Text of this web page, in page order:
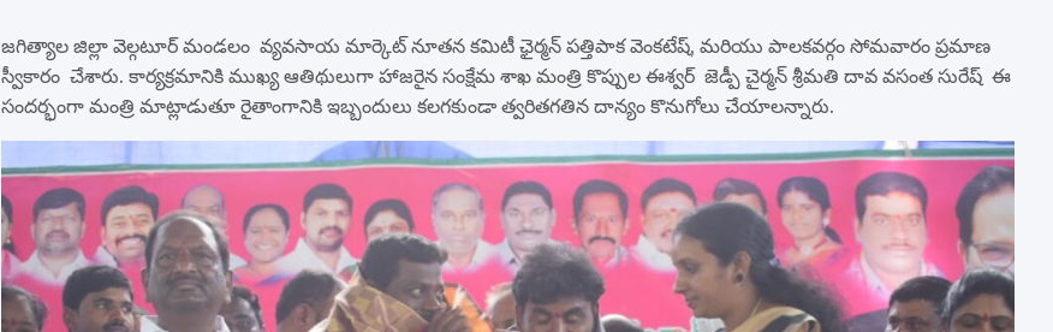
జగిత్యాల జిల్లా వెల్గటూర్ మండలం వ్యవసాయ మార్కెట్ నూతన కమిటీ ఛైర్మన్ పత్తిపాక వెంకటేష్, మరియు పాలకవర్గం సోమవారం ప్రమాణ
స్వీకారం చేశారు. కార్యక్రమానికి ముఖ్య ఆతిథులుగా హాజరైన సంక్షేమ శాఖ మంత్రి కొప్పుల ఈశ్వర్ జెడ్పీ చైర్మన్ శ్రీమతి దావ వసంత సురేష్ ఈ
సందర్భంగా మంత్రి మాట్లాడుతూ రైతాంగానికి ఇబ్బందులు కలగకుండా త్వరితగతిన దాన్యం కొనుగోలు చేయాలన్నారు.